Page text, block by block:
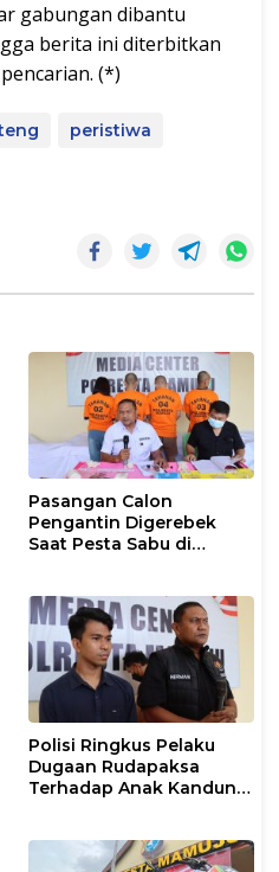
gabungan dibantu
berita ini diterbitkan
(*)
peristiwa
Pasangan Calon
Pengantin Digerebek
Saat Pesta Sabu di
Polisi Ringkus Pelaku
Dugaan Rudapaksa
Terhadap Anak Kandung